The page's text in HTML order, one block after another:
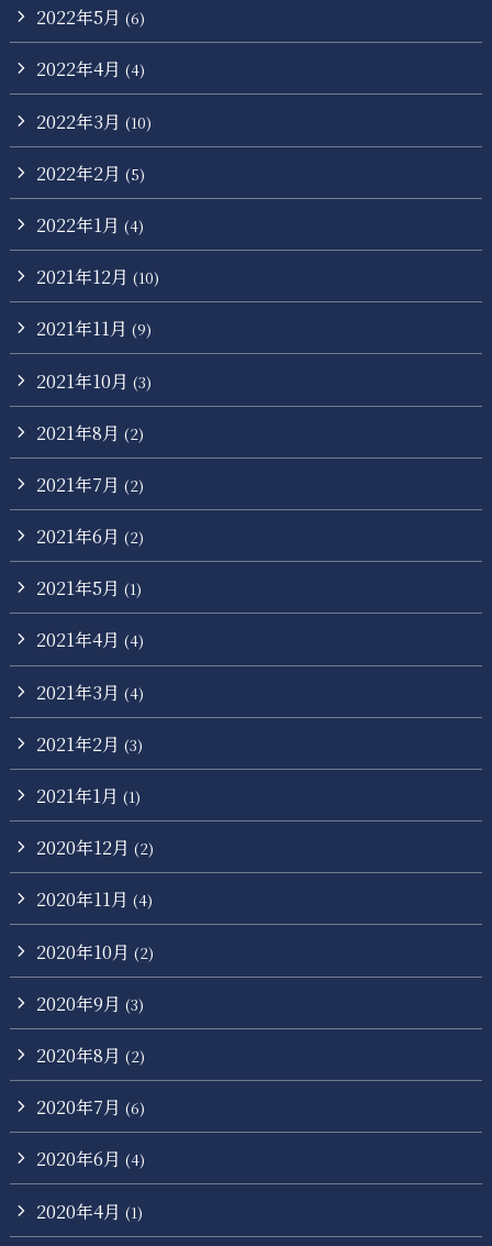
2022年5月 (6)
2022年4月 (4)
2022年3月 (10)
2022年2月 (5)
2022年1月 (4)
2021年12月 (10)
2021年11月 (9)
2021年10月 (3)
2021年8月 (2)
2021年7月 (2)
2021年6月 (2)
2021年5月 (1)
2021年4月 (4)
2021年3月 (4)
2021年2月 (3)
2021年1月 (1)
2020年12月 (2)
2020年11月 (4)
2020年10月 (2)
2020年9月 (3)
2020年8月 (2)
2020年7月 (6)
2020年6月 (4)
2020年4月 (1)